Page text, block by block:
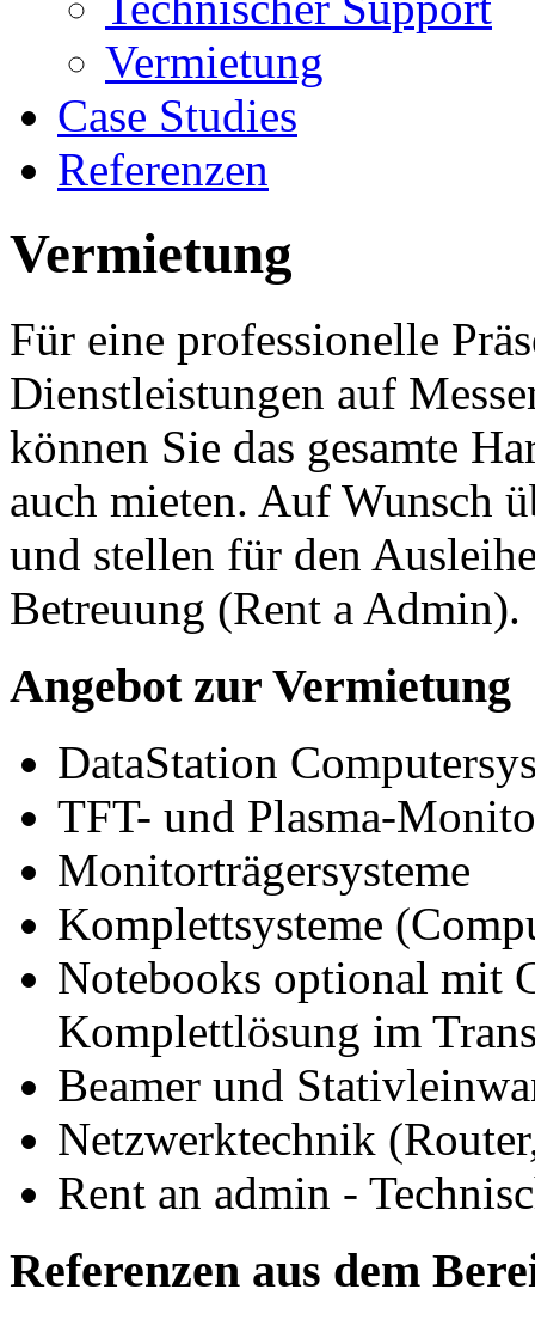
Vermietung
Case Studies
Referenzen
Vermietung
Für eine professionelle
Dienstleistungen auf
können Sie das gesamte
auch mieten. Auf Wunsch
und stellen für den
Betreuung (Rent a Admin).
Angebot zur Vermietung
DataStation
TFT- und Plasma-
Monitorträgersysteme
Komplettsysteme
Notebooks optional mit
Komplettlösung im
Beamer und
Netzwerktechnik
Rent an admin -
Referenzen aus dem